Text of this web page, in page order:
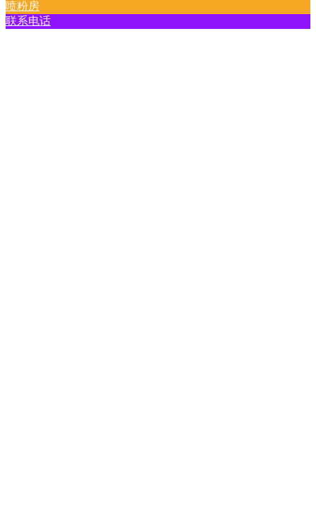
喷粉房
联系电话